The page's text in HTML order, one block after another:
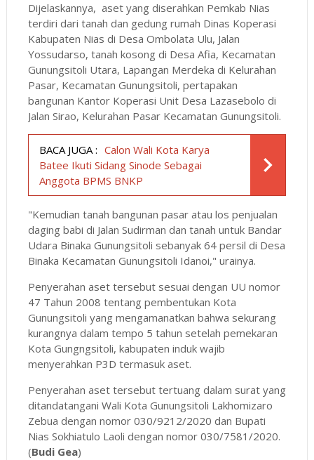
Dijelaskannya, aset yang diserahkan Pemkab Nias
terdiri dari tanah dan gedung rumah Dinas Koperasi
Kabupaten Nias di Desa Ombolata Ulu, Jalan
Yossudarso, tanah kosong di Desa Afia, Kecamatan
Gunungsitoli Utara, Lapangan Merdeka di Kelurahan
Pasar, Kecamatan Gunungsitoli, pertapakan
bangunan Kantor Koperasi Unit Desa Lazasebolo di
Jalan Sirao, Kelurahan Pasar Kecamatan Gunungsitoli.
BACA JUGA : Calon Wali Kota Karya
Batee Ikuti Sidang Sinode Sebagai
Anggota BPMS BNKP
"Kemudian tanah bangunan pasar atau los penjualan
daging babi di Jalan Sudirman dan tanah untuk Bandar
Udara Binaka Gunungsitoli sebanyak 64 persil di Desa
Binaka Kecamatan Gunungsitoli Idanoi," urainya.
Penyerahan aset tersebut sesuai dengan UU nomor
47 Tahun 2008 tentang pembentukan Kota
Gunungsitoli yang mengamanatkan bahwa sekurang
kurangnya dalam tempo 5 tahun setelah pemekaran
Kota Gungngsitoli, kabupaten induk wajib
menyerahkan P3D termasuk aset.
Penyerahan aset tersebut tertuang dalam surat yang
ditandatangani Wali Kota Gunungsitoli Lakhomizaro
Zebua dengan nomor 030/9212/2020 dan Bupati
Nias Sokhiatulo Laoli dengan nomor 030/7581/2020.
(Budi Gea)